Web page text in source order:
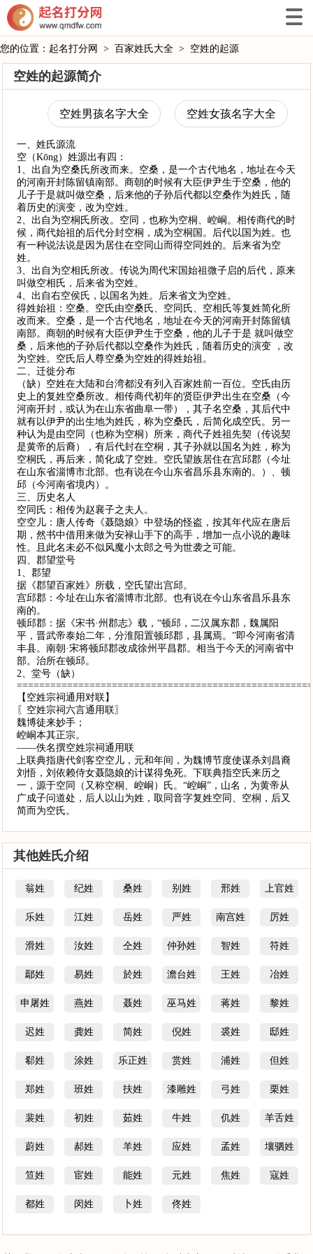
您的位置： 起名打分网 > 百家姓氏大全 > 空姓的起源
空姓的起源简介
空姓男孩名字大全 空姓女孩名字大全
一、姓氏源流
空（Kōng）姓源出有四：
1、出自为空桑氏所改而来。空桑，是一个古代地名，地址在今天
的河南开封陈留镇南部。商朝的时候有大臣伊尹生于空桑，他的
儿子于是就叫做空桑，后来他的子孙后代都以空桑作为姓氏，随
着历史的演变，改为空姓。
2、出自为空桐氏所改。空同，也称为空桐、崆峒。相传商代的时
候，商代始祖的后代分封空桐，成为空桐国。后代以国为姓。也
有一种说法说是因为居住在空同山而得空同姓的。后来省为空
姓。
3、出自为空相氏所改。传说为周代宋国始祖微子启的后代，原来
叫做空相氏，后来省为空姓。
4、出自右空侯氏，以国名为姓。后来省文为空姓。
得姓始祖：空桑。空氏由空桑氏、空同氏、空相氏等复姓简化所
改而来。空桑，是一个古代地名，地址在今天的河南开封陈留镇
南部。商朝的时候有大臣伊尹生于空桑，他的儿子于是 就叫做空
桑，后来他的子孙后代都以空桑作为姓氏，随着历史的演变 ，改
为空姓。空氏后人尊空桑为空姓的得姓始祖。
二、迁徙分布
（缺）空姓在大陆和台湾都没有列入百家姓前一百位。空氏由历
史上的复姓空桑所改。相传商代初年的贤臣伊尹出生在空桑（今
河南开封，或认为在山东省曲阜一带），其子名空桑，其后代中
就有以伊尹的出生地为姓氏，称为空桑氏，后简化成空氏。另一
种认为是由空同（也称为空桐）所来，商代子姓祖先契（传说契
是黄帝的后裔），有后代封在空桐，其子孙就以国名为姓，称为
空桐氏，再后来，简化成了空姓。空氏望族居住在宫邱郡（今址
在山东省淄博市北部。也有说在今山东省昌乐县东南的。）、顿
邱（今河南省境内）。
三、历史名人
空同氏：相传为赵襄子之夫人。
空空儿：唐人传奇《聂隐娘》中登场的怪盗，按其年代应在唐后
期，然书中借用来做为安禄山手下的高手，增加一点小说的趣味
性。且此名未必不似风魔小太郎之号为世袭之可能。
四、郡望堂号
1、郡望
据《郡望百家姓》所载，空氏望出宫邱。
宫邱郡：今址在山东省淄博市北部。也有说在今山东省昌乐县东
南的。
顿邱郡：据《宋书·州郡志》载，“顿邱，二汉属东郡，魏属阳
平，晋武帝泰始二年，分淮阳置顿邱郡，县属焉。”即今河南省清
丰县。南朝·宋将顿邱郡改成徐州平昌郡。相当于今天的河南省中
部。治所在顿邱。
2、堂号（缺）
【空姓宗祠通用对联】
〖空姓宗祠六言通用联〗
魏博徒来妙手；
崆峒本其正宗。
——佚名撰空姓宗祠通用联
上联典指唐代剑客空空儿，元和年间，为魏博节度使谋杀刘昌裔
刘悟，刘依赖侍女聂隐娘的计谋得免死。下联典指空氏来历之
一，源于空同（又称空桐、崆峒）氏。“崆峒”，山名，为黄帝从
广成子问道处，后人以山为姓，取同音字复姓空同、空桐，后又
简而为空氏。
其他姓氏介绍
翁姓 纪姓 桑姓 别姓 邢姓 上官姓
乐姓 江姓 岳姓 严姓 南宫姓 厉姓
滑姓 汝姓 仝姓 仲孙姓 智姓 符姓
鄢姓 易姓 於姓 澹台姓 王姓 冶姓
申屠姓 燕姓 聂姓 巫马姓 蒋姓 黎姓
迟姓 龚姓 简姓 倪姓 裘姓 邸姓
郗姓 涂姓 乐正姓 赏姓 浦姓 但姓
郑姓 班姓 扶姓 漆雕姓 弓姓 栗姓
裴姓 初姓 茹姓 牛姓 仉姓 羊舌姓
蔚姓 郝姓 羊姓 应姓 孟姓 壤驷姓
笪姓 宦姓 能姓 元姓 焦姓 寇姓
都姓 闵姓 卜姓 佟姓